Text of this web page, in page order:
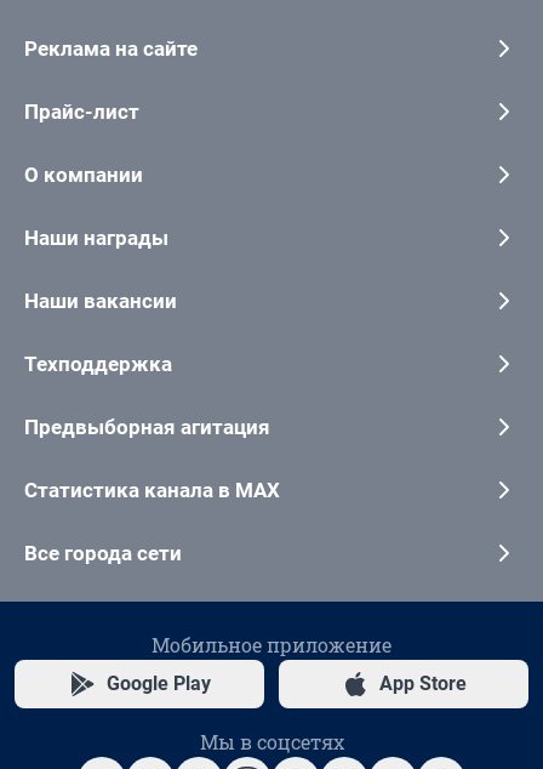
Реклама на сайте
Прайс-лист
О компании
Наши награды
Наши вакансии
Техподдержка
Предвыборная агитация
Статистика канала в MAX
Все города сети
Мобильное приложение
Google Play App Store
Мы в соцсетях